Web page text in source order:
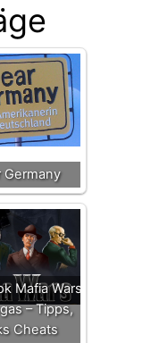
Germany
Mafia Wars
– Tipps,
Cheats